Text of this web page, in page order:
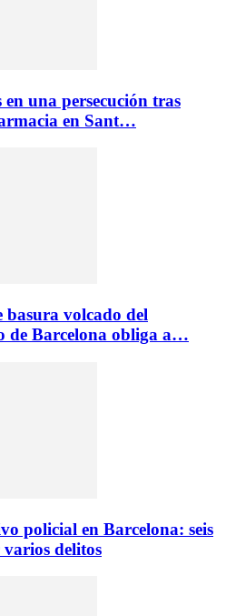
en una persecución tras
en Sant…
basura volcado del
de Barcelona obliga a…
policial en Barcelona: seis
delitos